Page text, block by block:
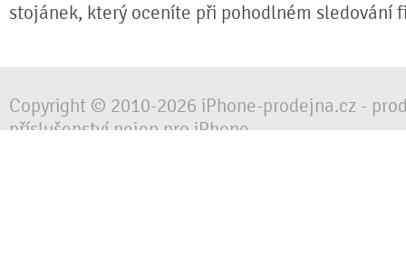
stojánek, který oceníte při pohodlném sledování
Copyright © 2010-2026 iPhone-prodejna.cz -
příslušenství nejen pro iPhone